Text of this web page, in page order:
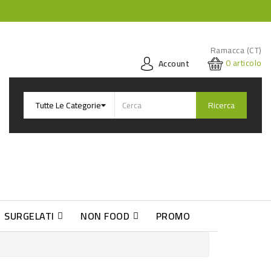
Ramacca (CT)
Account
0articolo
Ricerca
SURGELATI NON FOOD PROMO